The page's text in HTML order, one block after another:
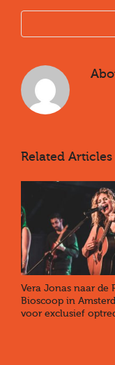
Related Articles
Vera Jonas naar de
Bioscoop in
voor exclusief